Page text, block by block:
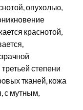
опухолью,
краснотой,
степени
тканей, кожа
с мутным,